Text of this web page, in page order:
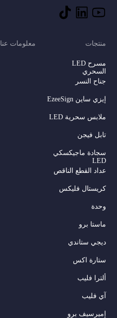
منتجات
مسرح LED
السحري
جناح النسر
إيزي ساين EzeeSign
ملابس سحرية LED
تابل فيجن
سجادة ماجيكسكي
LED
عداد القطع الناقص
كريستال فليكس
وحدة
ماستا برو
ديجي ستاندي
ستارة اكس
ألترا فليب
آي فليب
إميرسيف برو
معلومات عنا